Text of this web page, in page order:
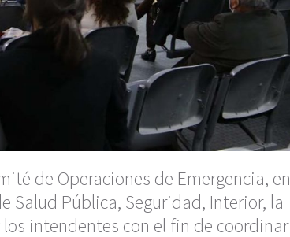
de Operaciones de Emergencia, en
Pública, Seguridad, Interior, la
intendentes con el fin de coordinar